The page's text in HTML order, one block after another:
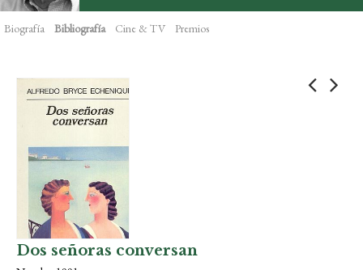
Biografía Bibliografía Cine & TV Premios
Dos señoras conversan